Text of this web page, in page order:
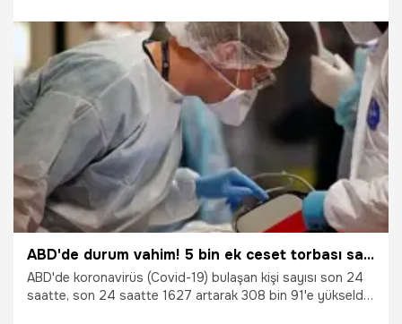
17.12.2020 Dünya
ABD'de durum vahim! 5 bin ek ceset torbası satın alındı
ABD'de koronavirüs (Covid-19) bulaşan kişi sayısı son 24
saatte, son 24 saatte 1627 artarak 308 bin 91'e yükseldi.